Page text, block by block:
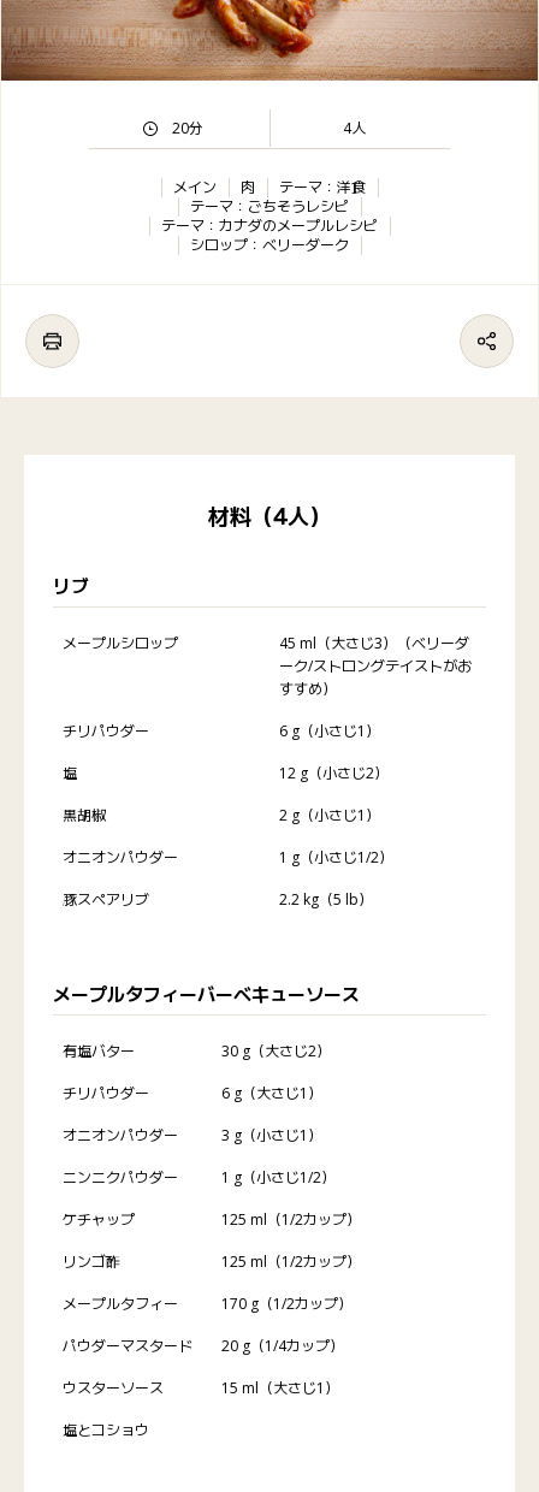
20分 4人
メイン 肉
テーマ：洋食
テーマ：ごちそうレシピ
テーマ：カナダのメープルレシピ
シロップ：ベリーダーク
材料（4人）
リブ
メープルシロップ
45 ml（大さじ3）（ベリーダ
ーク/ストロングテイストがお
すすめ）
チリパウダー 6 g（小さじ1）
塩 12 g（小さじ2）
黒胡椒 2 g（小さじ1）
オニオンパウダー 1 g（小さじ1/2）
豚スペアリブ 2.2 kg（5 lb）
メープルタフィーバーベキューソース
有塩バター 30 g（大さじ2）
チリパウダー 6 g（大さじ1）
オニオンパウダー 3 g（小さじ1）
ニンニクパウダー 1 g（小さじ1/2）
ケチャップ 125 ml（1/2カップ）
リンゴ酢 125 ml（1/2カップ）
メープルタフィー 170 g（1/2カップ）
パウダーマスタード 20 g（1/4カップ）
ウスターソース 15 ml（大さじ1）
塩とコショウ